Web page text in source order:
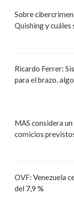
Sobre
Quishing y cuáles
Ricardo Ferrer:
para el brazo,
MAS considera
comicios
OVF: Venezuela
del 7,9 %